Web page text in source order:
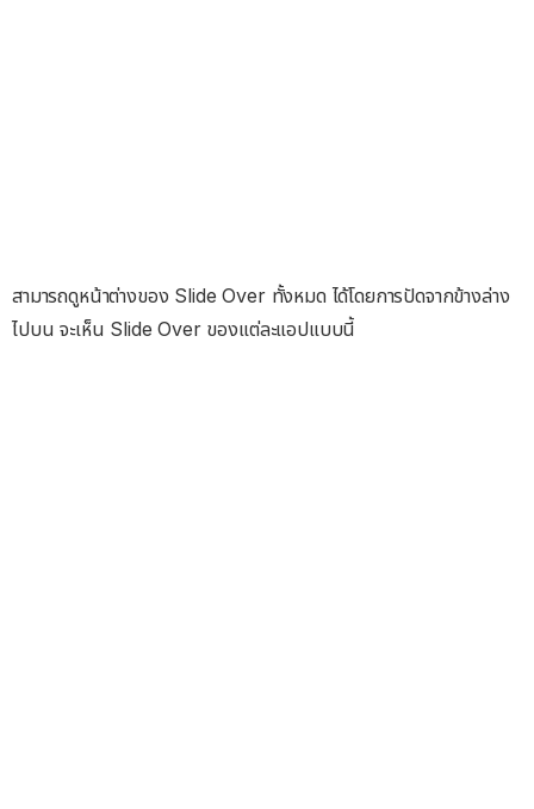
สามารถดูหน้าต่างของ Slide Over ทั้งหมด ได้โดยการปัดจากข้างล่าง
ไปบน จะเห็น Slide Over ของแต่ละแอปแบบนี้